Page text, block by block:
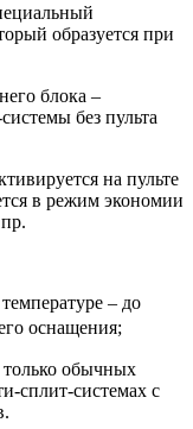
образуется при
блока –
без пульта
на пульте
в режим экономии
– до
оснащения;
только обычных
сплит-системах с